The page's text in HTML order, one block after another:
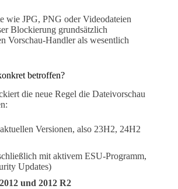
wie JPG, PNG oder Videodateien
Blockierung grundsätzlich
Vorschau-Handler als wesentlich
betroffen?
die neue Regel die Dateivorschau
Versionen, also 23H2, 24H2
mit aktivem ESU-Programm,
Updates)
und 2012 R2